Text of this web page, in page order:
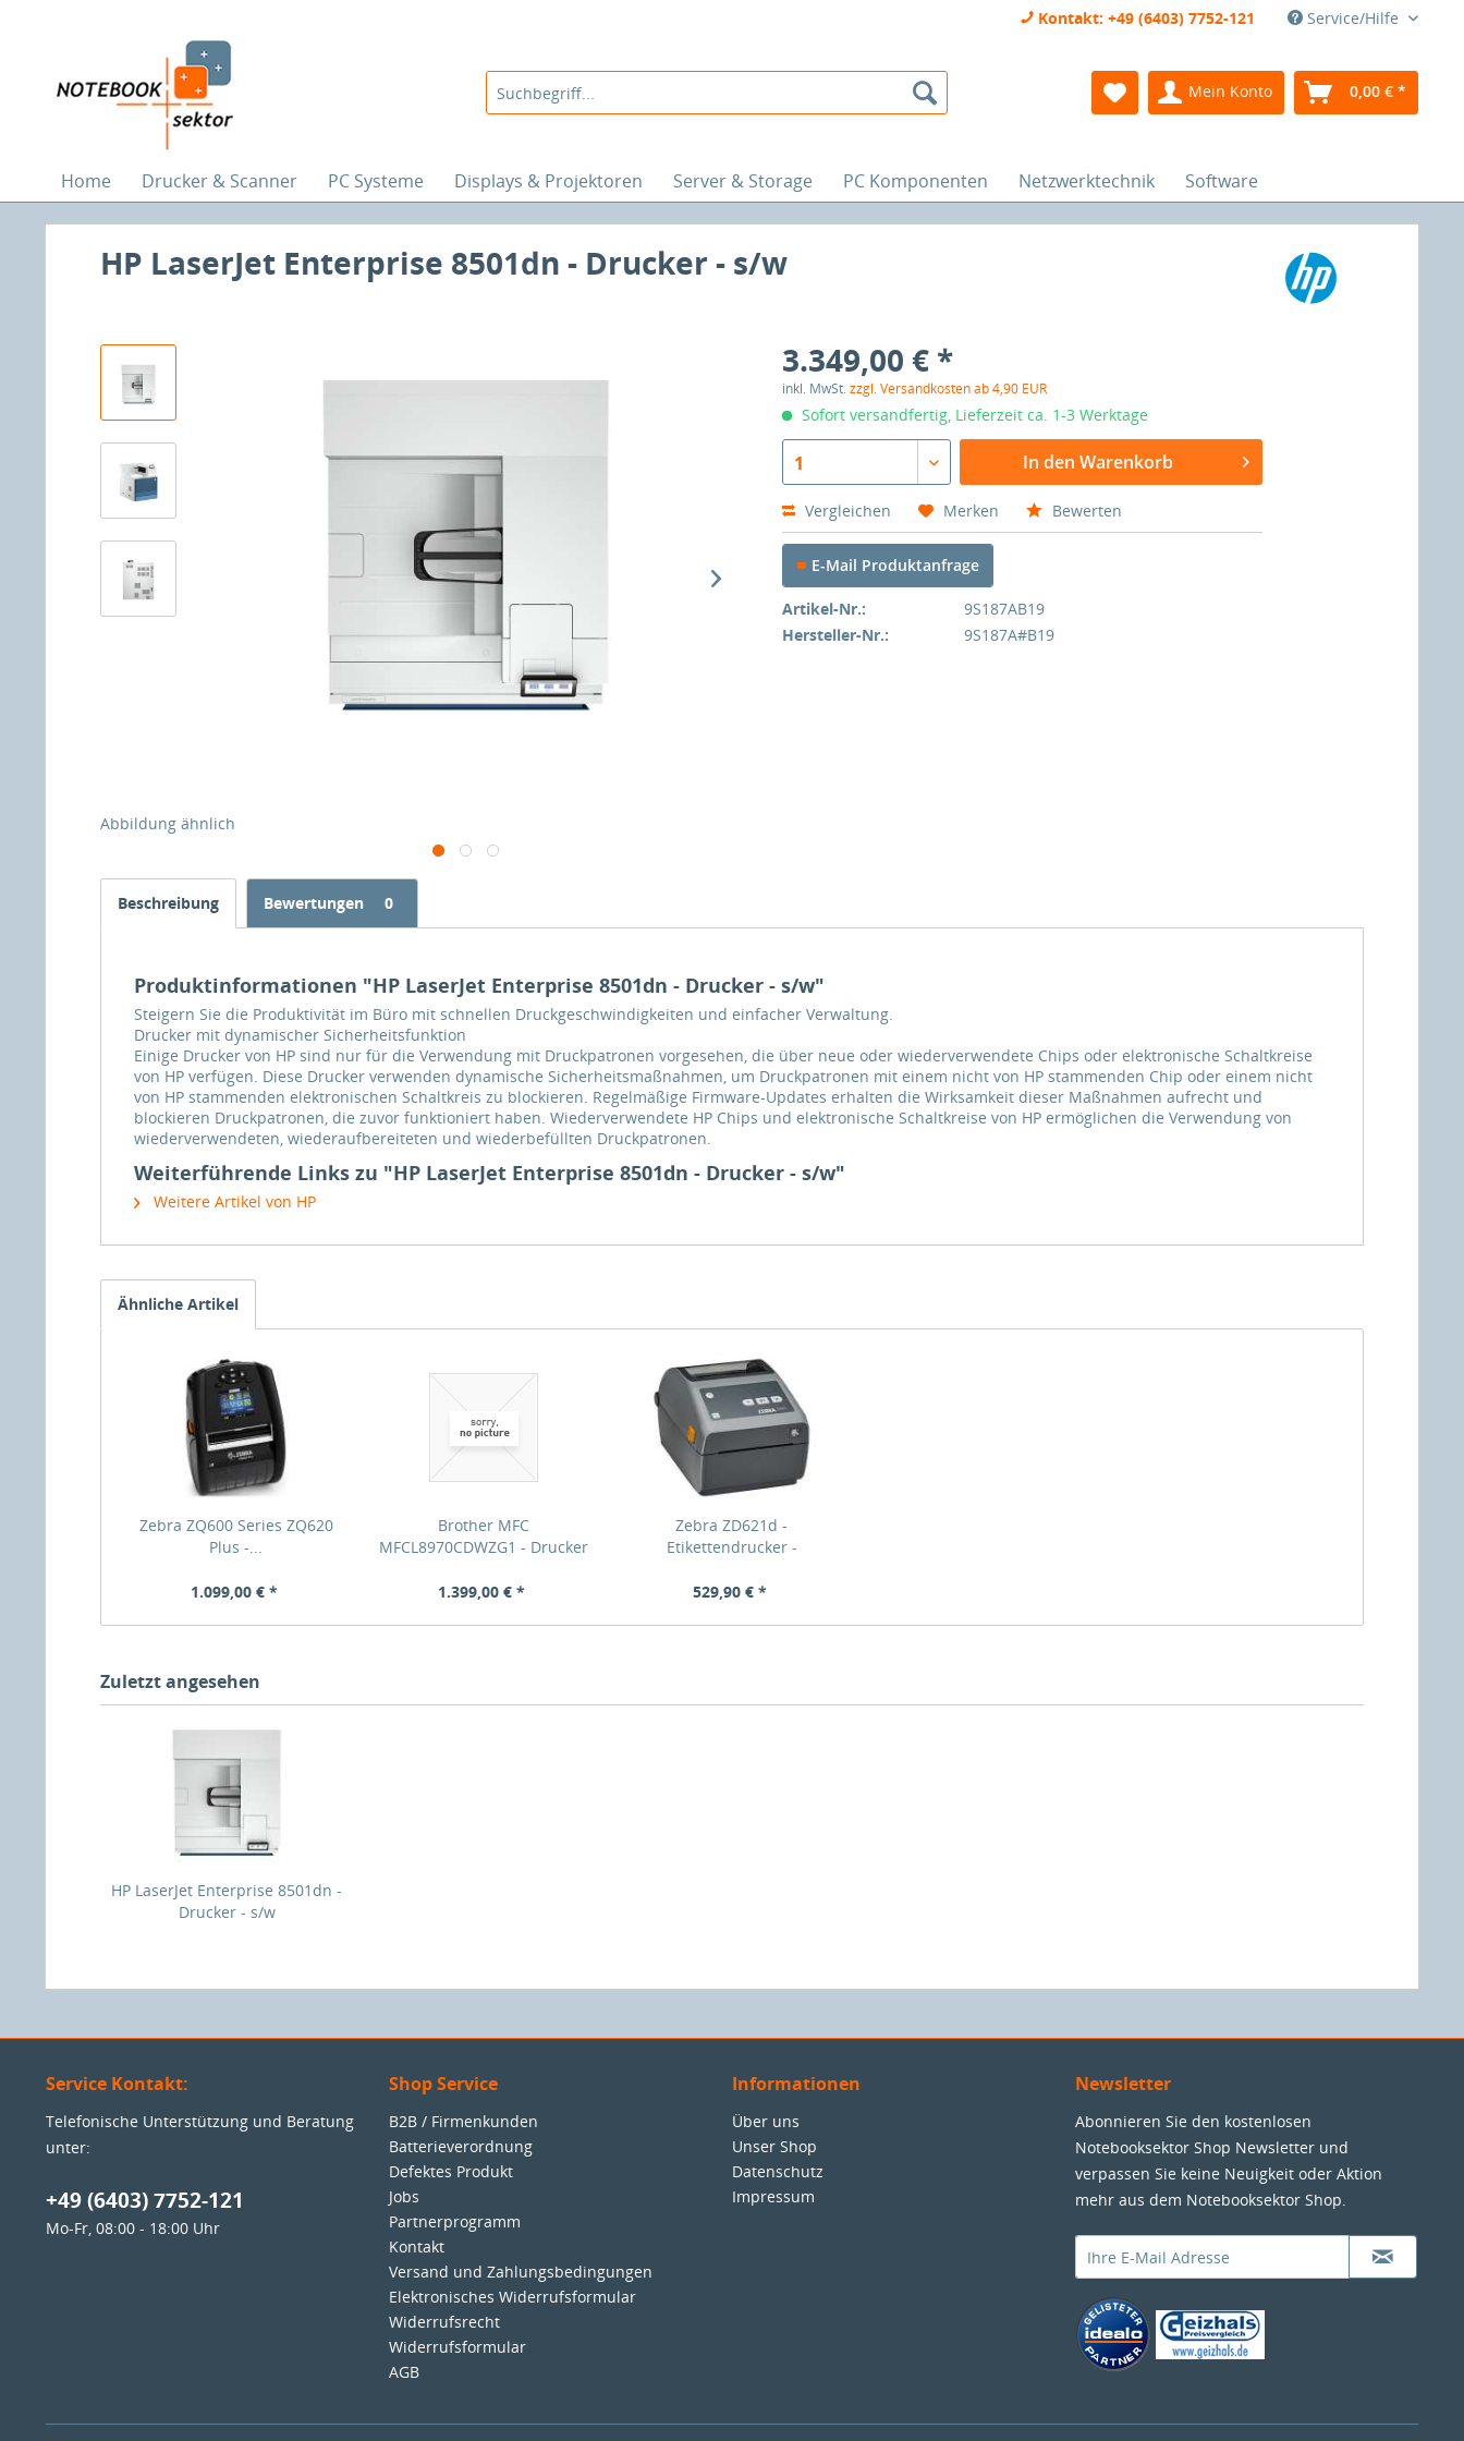
Kontakt: +49 (6403) 7752-121 Service/Hilfe
Mein Konto 0,00 € *
Home Drucker & Scanner PC Systeme Displays & Projektoren Server & Storage PC Komponenten Netzwerktechnik Software
HP LaserJet Enterprise 8501dn - Drucker - s/w
Abbildung ähnlich
3.349,00 € *
inkl. MwSt.zzgl. Versandkosten ab 4,90 EUR
Sofort versandfertig, Lieferzeit ca. 1-3 Werktage
1 In den Warenkorb
Vergleichen Merken Bewerten
E-Mail Produktanfrage
Artikel-Nr.:
9S187AB19
Hersteller-Nr.:
9S187A#B19
Beschreibung Bewertungen 0
Produktinformationen "HP LaserJet Enterprise 8501dn - Drucker - s/w"
Steigern Sie die Produktivität im Büro mit schnellen Druckgeschwindigkeiten und einfacher Verwaltung.
Drucker mit dynamischer Sicherheitsfunktion
Einige Drucker von HP sind nur für die Verwendung mit Druckpatronen vorgesehen, die über neue oder wiederverwendete Chips oder elektronische Schaltkreise
von HP verfügen. Diese Drucker verwenden dynamische Sicherheitsmaßnahmen, um Druckpatronen mit einem nicht von HP stammenden Chip oder einem nicht
von HP stammenden elektronischen Schaltkreis zu blockieren. Regelmäßige Firmware-Updates erhalten die Wirksamkeit dieser Maßnahmen aufrecht und
blockieren Druckpatronen, die zuvor funktioniert haben. Wiederverwendete HP Chips und elektronische Schaltkreise von HP ermöglichen die Verwendung von
wiederverwendeten, wiederaufbereiteten und wiederbefüllten Druckpatronen.
Weiterführende Links zu "HP LaserJet Enterprise 8501dn - Drucker - s/w"
Weitere Artikel von HP
Ähnliche Artikel
Zebra ZQ600 Series ZQ620
Plus -...
1.099,00 € *
Brother MFC
MFCL8970CDWZG1 - Drucker
1.399,00 € *
Zebra ZD621d -
Etikettendrucker -
529,90 € *
Zuletzt angesehen
HP LaserJet Enterprise 8501dn -
Drucker - s/w
Service Kontakt:
Telefonische Unterstützung und Beratung
unter:
+49 (6403) 7752-121
Mo-Fr, 08:00 - 18:00 Uhr
Shop Service
B2B / Firmenkunden
Batterieverordnung
Defektes Produkt
Jobs
Partnerprogramm
Kontakt
Versand und Zahlungsbedingungen
Elektronisches Widerrufsformular
Widerrufsrecht
Widerrufsformular
AGB
Informationen
Über uns
Unser Shop
Datenschutz
Impressum
Newsletter
Abonnieren Sie den kostenlosen
Notebooksektor Shop Newsletter und
verpassen Sie keine Neuigkeit oder Aktion
mehr aus dem Notebooksektor Shop.